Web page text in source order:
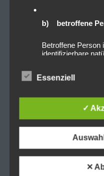
b) betroffene
Betroffene Person
identifizierbare
Verarbeitung
werden.
c) Verarbeitung
automatisierter
oder jede solche
Zusammenhang
wie das Erheben,
Essenziell
✓
✕